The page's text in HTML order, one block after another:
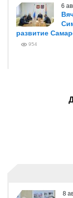
6
развитие
954
8